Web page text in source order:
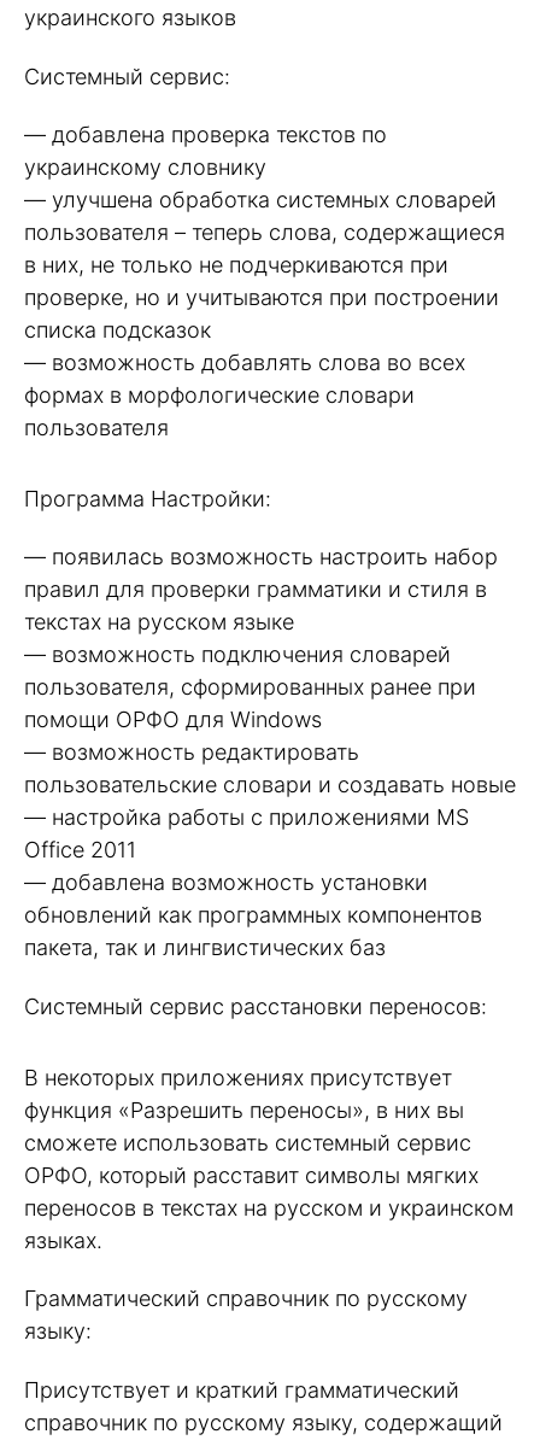
украинского языков
Системный сервис:
— добавлена проверка текстов по
украинскому словнику
— улучшена обработка системных словарей
пользователя – теперь слова, содержащиеся
в них, не только не подчеркиваются при
проверке, но и учитываются при построении
списка подсказок
— возможность добавлять слова во всех
формах в морфологические словари
пользователя
Программа Настройки:
— появилась возможность настроить набор
правил для проверки грамматики и стиля в
текстах на русском языке
— возможность подключения словарей
пользователя, сформированных ранее при
помощи ОРФО для Windows
— возможность редактировать
пользовательские словари и создавать новые
— настройка работы с приложениями MS
Office 2011
— добавлена возможность установки
обновлений как программных компонентов
пакета, так и лингвистических баз
Системный сервис расстановки переносов:
В некоторых приложениях присутствует
функция «Разрешить переносы», в них вы
сможете использовать системный сервис
ОРФО, который расставит символы мягких
переносов в текстах на русском и украинском
языках.
Грамматический справочник по русскому
языку:
Присутствует и краткий грамматический
справочник по русскому языку, содержащий